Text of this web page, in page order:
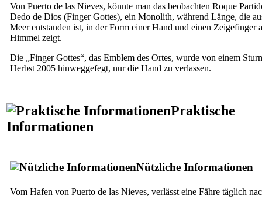
Von Puerto de las Nieves, könnte man das beobachten Roque
Dedo de Dios (Finger Gottes), ein Monolith, während Länge, die
Meer entstanden ist, in der Form einer Hand und einen Zeigefinger
Himmel zeigt.
Die „Finger Gottes“, das Emblem des Ortes, wurde von einem
Herbst 2005 hinweggefegt, nur die Hand zu verlassen.
Praktische
Informationen
Nützliche Informationen
Vom Hafen von Puerto de las Nieves, verlässt eine Fähre täglich